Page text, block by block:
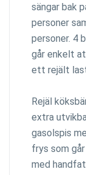
sängar bak
personer
personer. 4
går enkelt
ett rejält
Rejäl
extra
gasolspis
frys som
med